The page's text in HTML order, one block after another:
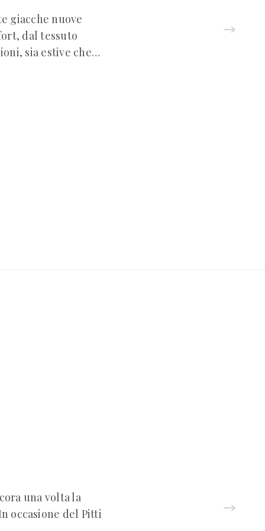
giacche nuove
dal tessuto
sia estive che…
una volta la
occasione del Pitti